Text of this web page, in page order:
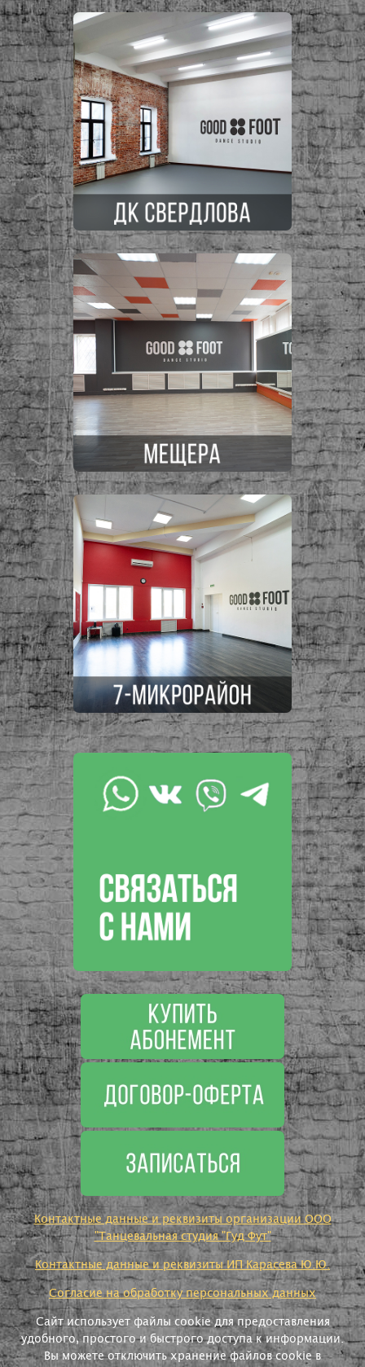
Контактные данные и реквизиты организации ООО
"Танцевальная студия "Гуд Фут"
Контактные данные и реквизиты ИП Карасева Ю.Ю.
Согласие на обработку персональных данных
Сайт использует файлы cookie для предоставления
удобного, простого и быстрого доступа к информации.
Вы можете отключить хранение файлов cookie в